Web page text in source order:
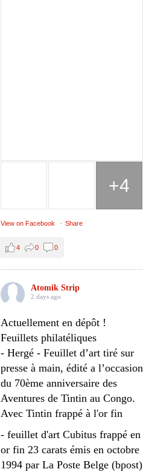
+4
View on Facebook · Share
4 0 0
Atomik Strip
2 days ago
Actuellement en dépôt !
Feuillets philatéliques
- Hergé - Feuillet d’art tiré sur
presse à main, édité a l’occasion
du 70ème anniversaire des
Aventures de Tintin au Congo.
Avec Tintin frappé à l'or fin
- feuillet d'art Cubitus frappé en
or fin 23 carats émis en octobre
1994 par La Poste Belge (bpost)